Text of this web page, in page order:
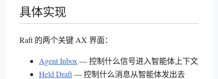
具体实现
Raft 的两个关键 AX 界面：
Agent Inbox— 控制什么信号进入智能体上下文
Held Draft— 控制什么消息从智能体发出去